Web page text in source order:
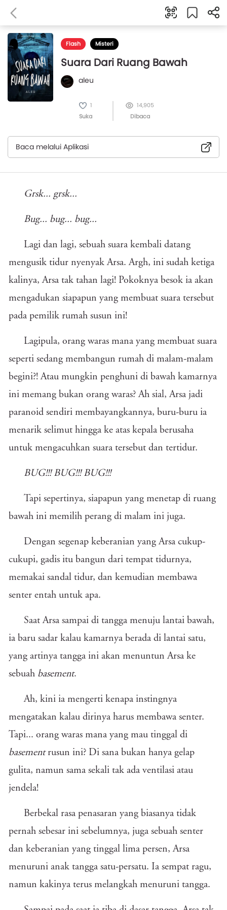
Flash Misteri
Suara Dari Ruang Bawah
aleu
1
Suka
14,905
Dibaca
Baca melalui Aplikasi
Grsk... grsk...
Bug... bug... bug...
Lagi dan lagi, sebuah suara kembali datang
mengusik tidur nyenyak Arsa. Argh, ini sudah ketiga
kalinya, Arsa tak tahan lagi! Pokoknya besok ia akan
mengadukan siapapun yang membuat suara tersebut
pada pemilik rumah susun ini!
Lagipula, orang waras mana yang membuat suara
seperti sedang membangun rumah di malam-malam
begini?! Atau mungkin penghuni di bawah kamarnya
ini memang bukan orang waras? Ah sial, Arsa jadi
paranoid sendiri membayangkannya, buru-buru ia
menarik selimut hingga ke atas kepala berusaha
untuk mengacuhkan suara tersebut dan tertidur.
BUG!!! BUG!!! BUG!!!
Tapi sepertinya, siapapun yang menetap di ruang
bawah ini memilih perang di malam ini juga.
Dengan segenap keberanian yang Arsa cukup-
cukupi, gadis itu bangun dari tempat tidurnya,
memakai sandal tidur, dan kemudian membawa
senter entah untuk apa.
Saat Arsa sampai di tangga menuju lantai bawah,
ia baru sadar kalau kamarnya berada di lantai satu,
yang artinya tangga ini akan menuntun Arsa ke
sebuah basement.
Ah, kini ia mengerti kenapa instingnya
mengatakan kalau dirinya harus membawa senter.
Tapi... orang waras mana yang mau tinggal di
basementrusun ini? Di sana bukan hanya gelap
gulita, namun sama sekali tak ada ventilasi atau
jendela!
Berbekal rasa penasaran yang biasanya tidak
pernah sebesar ini sebelumnya, juga sebuah senter
dan keberanian yang tinggal lima persen, Arsa
menuruni anak tangga satu-persatu. Ia sempat ragu,
namun kakinya terus melangkah menuruni tangga.